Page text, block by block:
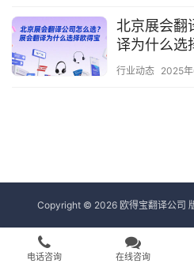
北京展会翻
译为什么选
行业动态 2025
Copyright © 2026 欧得宝翻译公司
电话咨询 在线咨询